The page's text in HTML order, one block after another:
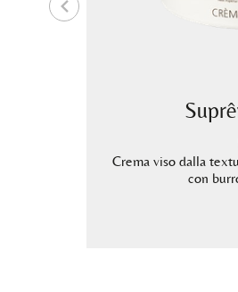
Crema viso dalla
con